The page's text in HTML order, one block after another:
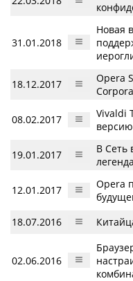
31.01.2018
Новая
18.12.2017
Opera
08.02.2017
Vivaldi
19.01.2017
В Сеть
12.01.2017
Opera
18.07.2016
02.06.2016